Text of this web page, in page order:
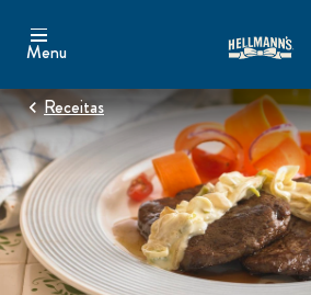
Menu
Receitas